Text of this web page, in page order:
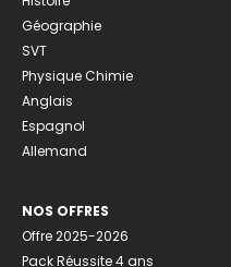
Géographie
SVT
Physique Chimie
Anglais
Espagnol
Allemand
NOS OFFRES
Offre 2025-2026
Pack Réussite 4 ans